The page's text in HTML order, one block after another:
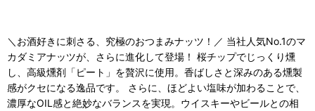
＼お酒好きに刺さる、究極のおつまみナッツ！／ 当社人気No.1のマ
カダミアナッツが、さらに進化して登場！ 桜チップでじっくり燻
し、高級燻剤「ピート」を贅沢に使用。香ばしさと深みのある燻製
感がクセになる逸品です。 さらに、ほどよい塩味が加わることで、
濃厚なOIL感と絶妙なバランスを実現。ウイスキーやビールとの相